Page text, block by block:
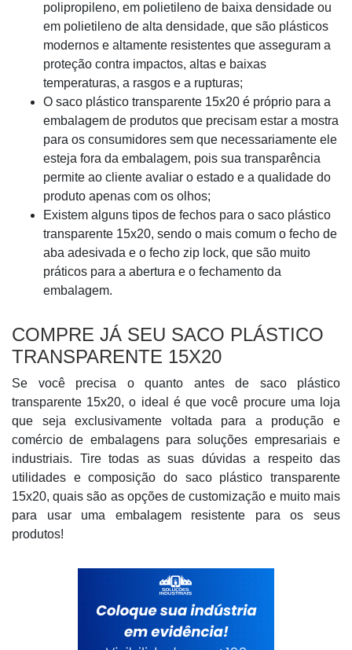
polipropileno, em polietileno de baixa densidade ou
em polietileno de alta densidade, que são plásticos
modernos e altamente resistentes que asseguram a
proteção contra impactos, altas e baixas
temperaturas, a rasgos e a rupturas;
O saco plástico transparente 15x20 é próprio para a
embalagem de produtos que precisam estar a mostra
para os consumidores sem que necessariamente ele
esteja fora da embalagem, pois sua transparência
permite ao cliente avaliar o estado e a qualidade do
produto apenas com os olhos;
Existem alguns tipos de fechos para o saco plástico
transparente 15x20, sendo o mais comum o fecho de
aba adesivada e o fecho zip lock, que são muito
práticos para a abertura e o fechamento da
embalagem.
COMPRE JÁ SEU SACO PLÁSTICO
TRANSPARENTE 15X20
Se você precisa o quanto antes de saco plástico
transparente 15x20, o ideal é que você procure uma loja
que seja exclusivamente voltada para a produção e
comércio de embalagens para soluções empresariais e
industriais. Tire todas as suas dúvidas a respeito das
utilidades e composição do saco plástico transparente
15x20, quais são as opções de customização e muito mais
para usar uma embalagem resistente para os seus
produtos!